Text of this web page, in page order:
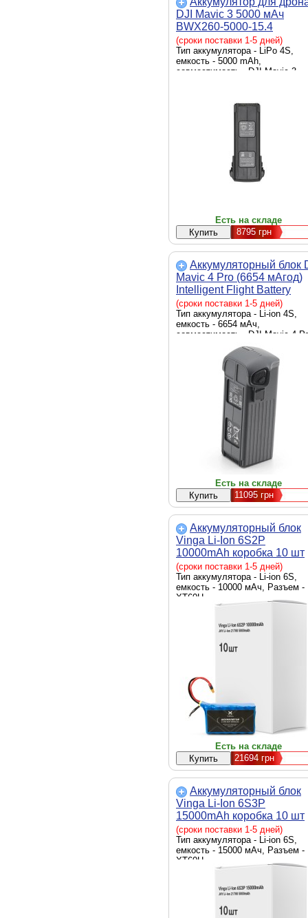
DJI Mavic 3 5000 мАч
BWX260-5000-15.4
(CP.MA.00000423.01)
(сроки поставки 1-5 дней)
Тип аккумулятора - LiPo 4S,
емкость - 5000 mAh,
совместимость - DJI Mavic 3
Есть на складе
8795 грн
Аккумуляторный блок
Mavic 4 Pro (6654 мАгод)
Intelligent Flight Battery
(CP.MA.00000845.01)
(сроки поставки 1-5 дней)
Тип аккумулятора - Li-ion 4S,
емкость - 6654 мАч,
совместимость - DJI Mavic 4
Есть на складе
11095 грн
Аккумуляторный блок
Vinga Li-Ion 6S2P
10000mAh коробка 10 шт
(JHY Li-Ion 21700
(V6S2P-10PCS-
(сроки поставки 1-5 дней)
Тип аккумулятора - Li-ion 6S,
емкость - 10000 мАч, Разъем -
XT60Н
Есть на складе
21694грн
Аккумуляторный блок
Vinga Li-Ion 6S3P
15000mAh коробка 10 шт
(JHY Li-Ion 21700
(V6S3P-10PCS-
(сроки поставки 1-5 дней)
Тип аккумулятора - Li-ion 6S,
емкость - 15000 мАч, Разъем -
XT60Н